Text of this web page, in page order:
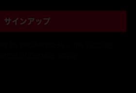
サインアップ